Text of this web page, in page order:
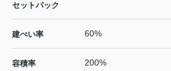
セットバック
建ぺい率 60%
容積率 200%